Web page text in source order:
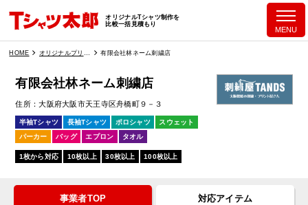
オリジナルTシャツ制作を
比較一括見積もり
HOME 有限会社林ネーム刺繍店
有限会社林ネーム刺繍店
住所 大阪府大阪市天王寺区舟橋町９－３
半袖Tシャツ 長袖Tシャツ ポロシャツ
スウェット
パーカー
バッグ エプロン タオル
1枚から対応 10枚以上 30枚以上 100枚以上
事業者TOP 対応アイテム
MENU